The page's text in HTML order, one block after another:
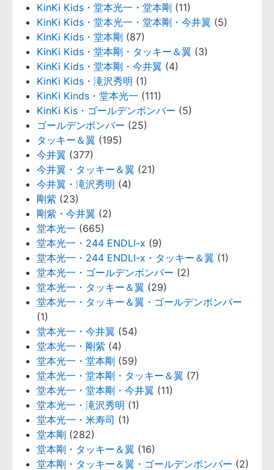
KinKi Kids・堂本光一・堂本剛 (11)
KinKi Kids・堂本光一・堂本剛・今井翼 (5)
KinKi Kids・堂本剛 (87)
KinKi Kids・堂本剛・タッキー＆翼 (3)
KinKi Kids・堂本剛・今井翼 (4)
KinKi Kids・滝沢秀明 (1)
KinKi Kinds・堂本光一 (111)
KinKi Kis・ゴールデンボンバー (5)
ゴールデンボンバー (25)
タッキー＆翼 (195)
今井翼 (377)
今井翼・タッキー＆翼 (21)
今井翼・滝沢秀明 (4)
剛紫 (23)
剛紫・今井翼 (2)
堂本光一 (665)
堂本光一・244 ENDLI-x (9)
堂本光一・244 ENDLI-x・タッキー＆翼 (1)
堂本光一・ゴールデンボンバー (2)
堂本光一・タッキー＆翼 (29)
堂本光一・タッキー＆翼・ゴールデンボンバー
(1)
堂本光一・今井翼 (54)
堂本光一・剛紫 (4)
堂本光一・堂本剛 (59)
堂本光一・堂本剛・タッキー＆翼 (7)
堂本光一・堂本剛・今井翼 (11)
堂本光一・滝沢秀明 (1)
堂本光一・米寿司 (1)
堂本剛 (282)
堂本剛・タッキー＆翼 (16)
堂本剛・タッキー＆翼・ゴールデンボンバー (2)